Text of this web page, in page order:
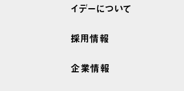
イデーについて
採用情報
企業情報